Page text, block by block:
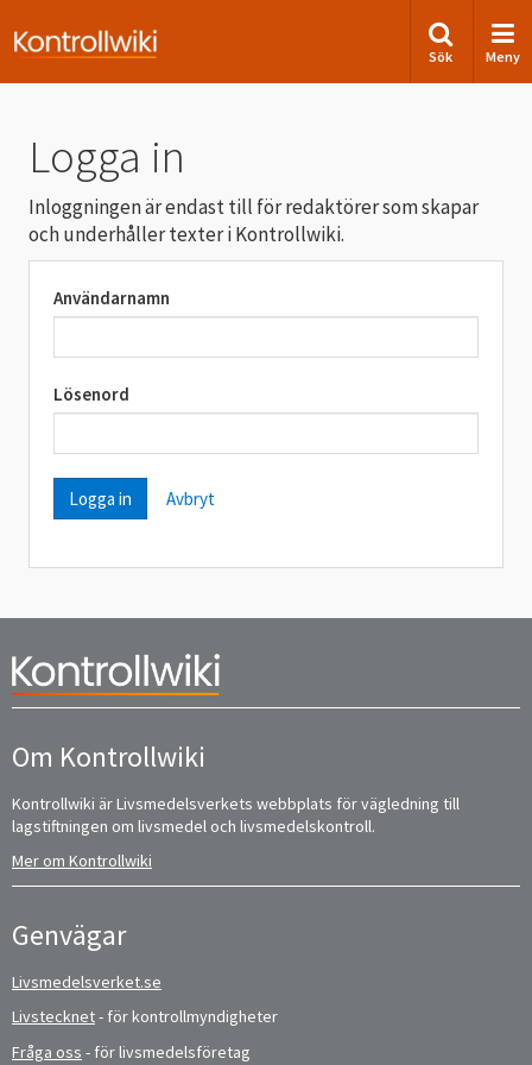
Sök Meny
Logga in
Inloggningen är endast till för redaktörer som skapar
och underhåller texter i Kontrollwiki.
Användarnamn
Lösenord
Avbryt
Om Kontrollwiki
Kontrollwiki är Livsmedelsverkets webbplats för vägledning till
lagstiftningen om livsmedel och livsmedelskontroll.
Mer om Kontrollwiki
Genvägar
Livsmedelsverket.se
Livstecknet- för kontrollmyndigheter
Fråga oss - för livsmedelsföretag